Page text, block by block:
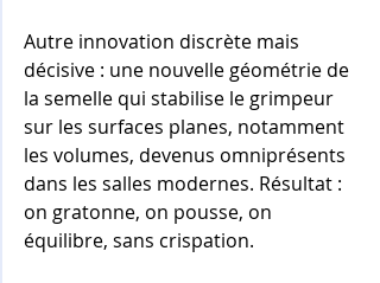
Autre innovation discrète mais
décisive : une nouvelle géométrie de
la semelle qui stabilise le grimpeur
sur les surfaces planes, notamment
les volumes, devenus omniprésents
dans les salles modernes. Résultat :
on gratonne, on pousse, on
équilibre, sans crispation.